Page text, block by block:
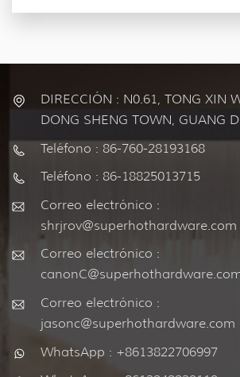
DIRECCIÓN : N0.61, TONG XIN
DONG SHENG TOWN, GUANG
Teléfono : 86-760-28193168
Teléfono : 86-18825013715
Correo electrónico :
shrjrov@superhothardware.com
Correo electrónico :
Correo electrónico :
jasonc@superhothardware.com
WhatsApp : +8613822706997